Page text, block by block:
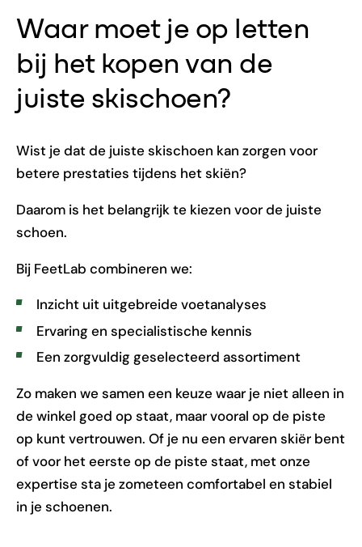
Waar moet je op letten
bij het kopen van de
juiste skischoen?
Wist je dat de juiste skischoen kan zorgen voor
betere prestaties tijdens het skiën?
Daarom is het belangrijk te kiezen voor de juiste
schoen.
Bij FeetLab combineren we:
Inzicht uit uitgebreide voetanalyses
Ervaring en specialistische kennis
Een zorgvuldig geselecteerd assortiment
Zo maken we samen een keuze waar je niet alleen in
de winkel goed op staat, maar vooral op de piste
op kunt vertrouwen. Of je nu een ervaren skiër bent
of voor het eerste op de piste staat, met onze
expertise sta je zometeen comfortabel en stabiel
in je schoenen.